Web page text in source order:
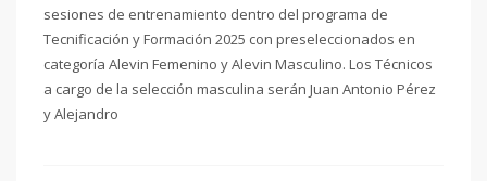
sesiones de entrenamiento dentro del programa de
Tecnificación y Formación 2025 con preseleccionados en
categoría Alevin Femenino y Alevin Masculino. Los Técnicos
a cargo de la selección masculina serán Juan Antonio Pérez
y Alejandro